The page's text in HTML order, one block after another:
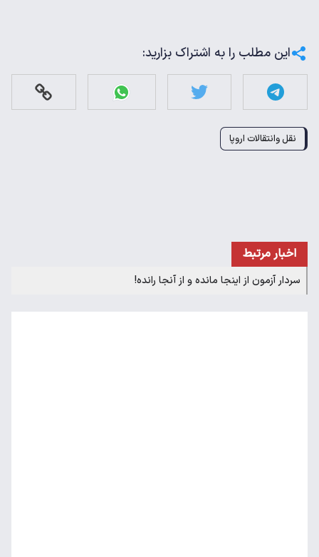
این مطلب را به اشتراک بزارید:
نقل وانتقالات اروپا
اخبار مرتبط
سردار آزمون از اینجا مانده و از آنجا رانده!